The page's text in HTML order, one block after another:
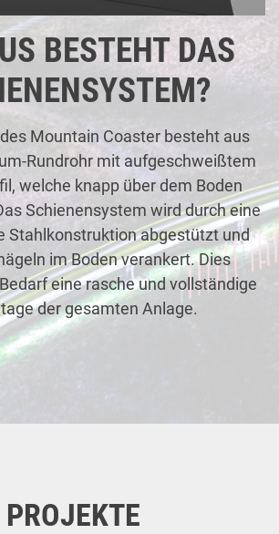
BESTEHT DAS
Mountain Coaster besteht aus
Rundrohr mit aufgeschweißtem
welche knapp über dem Boden
Schienensystem wird durch eine
Stahlkonstruktion abgestützt und
im Boden verankert. Dies
eine rasche und vollständige
der gesamten Anlage.